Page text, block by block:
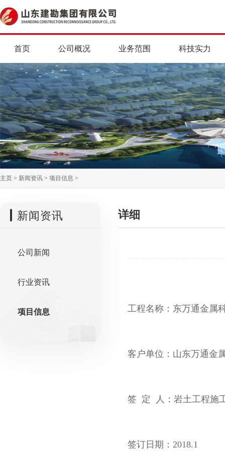
首页 公司概况 业务范围 科技实力
主页 > 新闻资讯 > 项目信息 >
新闻资讯
公司新闻
行业资讯
项目信息
详细
工程名称：东万通金属
客户单位：山东万通金
签 定 人：岩土工程施
签订日期：2018.1